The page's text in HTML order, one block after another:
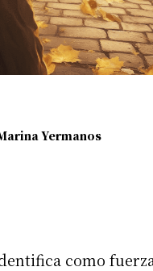
Yermanos
como